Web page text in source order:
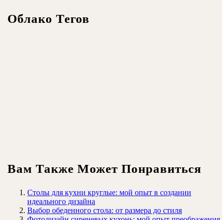
Облако Тегов
Вам Также Может Понравиться
Столы для кухни круглые: мой опыт в создании
идеального дизайна
Выбор обеденного стола: от размера до стиля